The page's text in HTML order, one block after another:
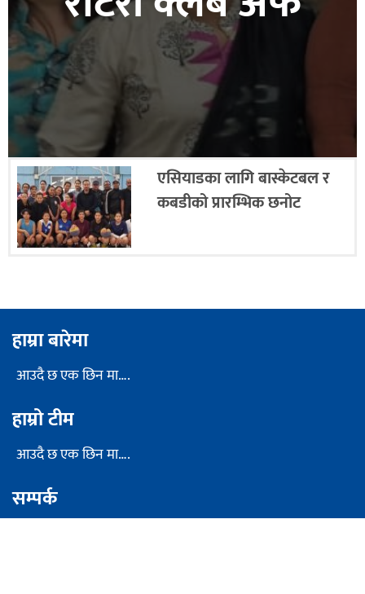
विराटनगर
एसियाडका लागि बास्केटबल र
कबडीको प्रारम्भिक छनोट
हाम्रा बारेमा
आउदै छ एक छिन मा….
हाम्रो टीम
आउदै छ एक छिन मा….
सम्पर्क